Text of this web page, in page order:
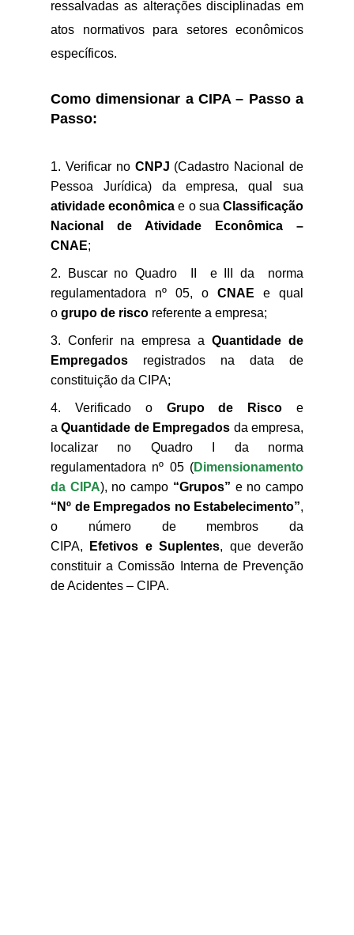
ressalvadas as alterações disciplinadas em
atos normativos para setores econômicos
específicos.
Como dimensionar a CIPA – Passo a
Passo:
Verificar no CNPJ (Cadastro Nacional de
Pessoa Jurídica) da empresa, qual sua
atividade econômica e o suaClassificação
Nacional de Atividade Econômica –
CNAE;
Buscar no Quadro II e III da norma
regulamentadora nº 05, o CNAE e qual
o grupo de risco referente a empresa;
Conferir na empresa a Quantidade de
Empregados registrados na data de
constituição da CIPA;
Verificado o Grupo de Risco e
aQuantidade de Empregados da empresa,
localizar no Quadro I da norma
regulamentadora nº 05 (Dimensionamento
da CIPA), no campo “Grupos” e no campo
“Nº de Empregados no Estabelecimento”,
o número de membros da
CIPA,
Efetivos e Suplentes, que deverão
constituir a Comissão Interna de Prevenção
de Acidentes – CIPA.